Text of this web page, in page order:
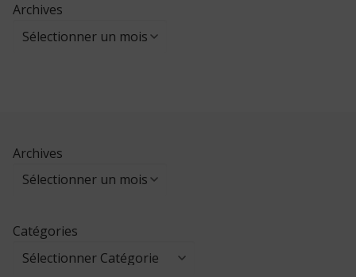
Archives
Archives
Catégories